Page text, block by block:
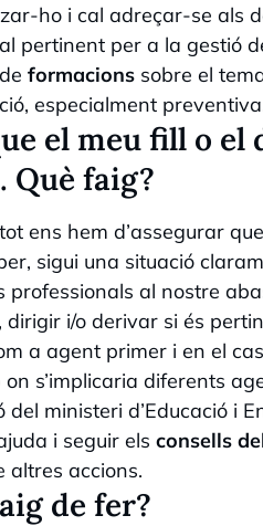
ho i cal adreçar-se als
pertinent per a la gestió
formacions sobre el
especialment
el meu fill o el
Què faig?
ens hem d’assegurar
sigui una situació
professionals al nostre
dirigir i/o derivar si és
a agent primer i en el
on s’implicaria diferents
del ministeri d’Educació i
i seguir els consells
altres accions.
de fer?